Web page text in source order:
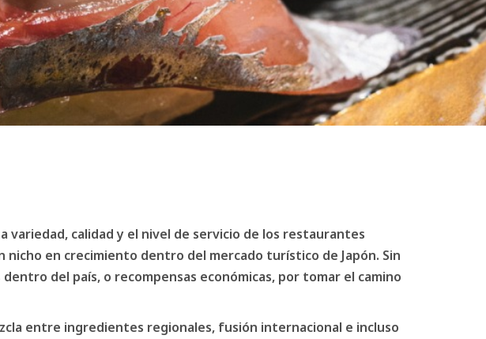
variedad, calidad y el nivel de servicio de los restaurantes
en crecimiento dentro del mercado turístico de Japón. Sin
del país, o recompensas económicas, por tomar el camino
entre ingredientes regionales, fusión internacional e incluso